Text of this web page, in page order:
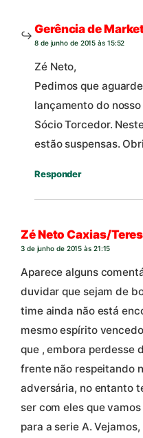
Gerência de
8 de junho de 2015 às 15:52
Zé Neto,
Pedimos que
lançamento do
Sócio Torcedor.
estão suspensas.
Responder
Zé Neto Caxias/
3 de junho de 2015 às 21:15
Aparece alguns
duvidar que sejam de
time ainda não está
mesmo espírito
que , embora perdesse
frente não respeitando
adversária, no entanto
ser com eles que
para a serie A.